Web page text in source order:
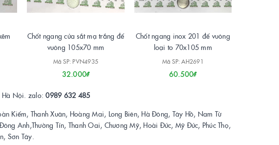
Chốt ngang cửa sắt mạ trắng đế
vuông 105x70 mm
Mã SP: PVN4935
32.000₫
Chốt ngang inox 201 đế vuông
loại to 70x105 mm
Mã SP: AH2691
60.500₫
Hà Nội. zalo:0989 632 485
Kiếm, Thanh Xuân, Hoàng Mai, Long Biên, Hà Đông, Tây Hồ, Nam Từ
Anh,Thường Tín, Thanh Oai, Chương Mỹ, Hoài Đức, Mỹ Đức, Phúc Thọ,
Sơn Tây.